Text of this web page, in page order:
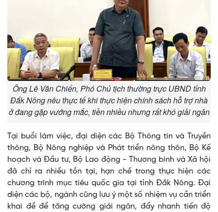
Ông Lê Văn Chiến, Phó Chủ tịch thường trực UBND tỉnh
Đắk Nông nêu thực tế khi thực hiện chính sách hỗ trợ nhà
ở đang gặp vướng mắc, tiền nhiều nhưng rất khó giải ngân
Tại buổi làm việc, đại diện các Bộ Thông tin và Truyền
thông, Bộ Nông nghiệp và Phát triển nông thôn, Bộ Kế
hoạch và Đầu tư, Bộ Lao động - Thương binh và Xã hội
đã chỉ ra nhiều tồn tại, hạn chế trong thực hiện các
chương trình mục tiêu quốc gia tại tỉnh Đắk Nông. Đại
diện các bộ, ngành cũng lưu ý một số nhiệm vụ cần triển
khai để để tăng cường giải ngân, đẩy nhanh tiến độ